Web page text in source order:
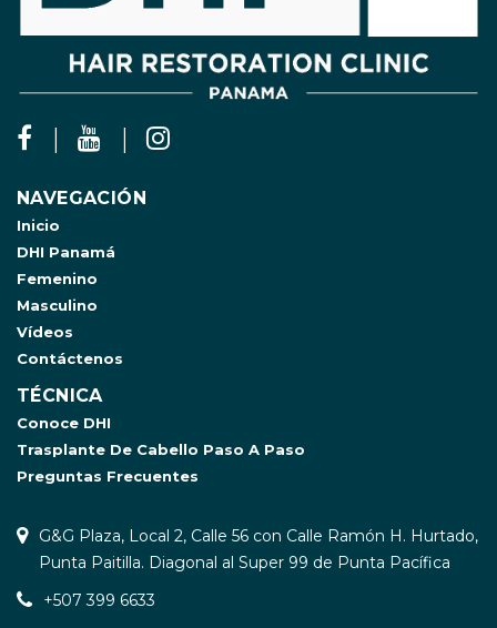
NAVEGACIÓN
Inicio
DHI Panamá
Femenino
Masculino
Vídeos
Contáctenos
TÉCNICA
Conoce DHI
Trasplante De Cabello Paso A Paso
Preguntas Frecuentes
G&G Plaza, Local 2, Calle 56 con Calle Ramón H. Hurtado,
Punta Paitilla. Diagonal al Super 99 de Punta Pacífica
+507 399 6633